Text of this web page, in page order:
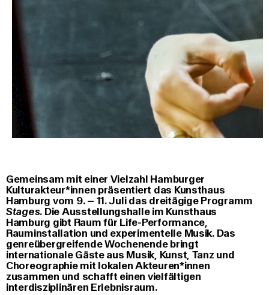
Gemeinsam mit einer Vielzahl Hamburger
Kulturakteur*innen präsentiert das Kunsthaus
Hamburg vom 9. – 11. Juli das dreitägige Programm
Stages. Die Ausstellungshalle im Kunsthaus
Hamburg gibt Raum für Life-Performance,
Rauminstallation und experimentelle Musik. Das
genreübergreifende Wochenende bringt
internationale Gäste aus Musik, Kunst, Tanz und
Choreographie mit lokalen Akteuren*innen
zusammen und schafft einen vielfältigen
interdisziplinären Erlebnisraum.